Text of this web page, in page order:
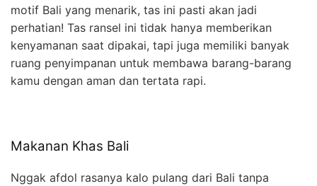
motif Bali yang menarik, tas ini pasti akan jadi
perhatian! Tas ransel ini tidak hanya memberikan
kenyamanan saat dipakai, tapi juga memiliki banyak
ruang penyimpanan untuk membawa barang-barang
kamu dengan aman dan tertata rapi.
Makanan Khas Bali
Nggak afdol rasanya kalo pulang dari Bali tanpa